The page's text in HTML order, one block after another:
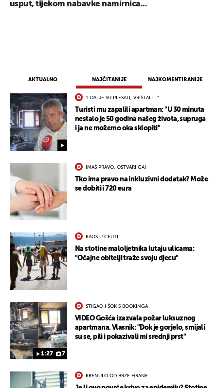
AKTUALNO NAJČITANIJE NAJKOMENTIRANIJE
"I DALJE SU PLESALI, VRIŠTALI..."
Turisti mu zapalili apartman: "U 30 minuta
nestalo je 50 godina našeg života, supruga
i ja ne možemo oka sklopiti"
IMAŠ PRAVO, OSTVARI GA!
Tko ima pravo na inkluzivni dodatak? Može
se dobiti i 720 eura
KAOS U CEUTI
Na stotine maloljetnika lutaju ulicama:
"Očajne obitelji traže svoju djecu"
1:27 7
STIGAO I ŠOK S BOOKINGA
VIDEO Gošća izazvala požar luksuznog
apartmana. Vlasnik: "Dok je gorjelo, smijali
su se, pili i pokazivali mi srednji prst"
KRENULO OD BRZE HRANE
usput, tijekom nabavke namirnica...